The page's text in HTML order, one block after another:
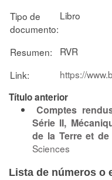
Tipo de
documento:
Libro
Resumen:
RVR
Link:
https://
Título anterior
Comptes
Série II,
de la Terre et
Sciences
Lista de números o